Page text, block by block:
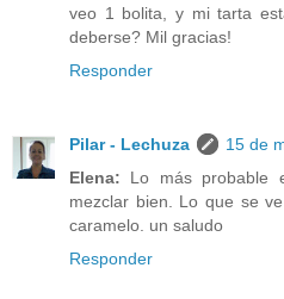
veo 1 bolita, y mi tarta
deberse? Mil gracias!
Responder
Pilar - Lechuza
15 de
Elena: Lo más probable
mezclar bien. Lo que se
caramelo. un saludo
Responder